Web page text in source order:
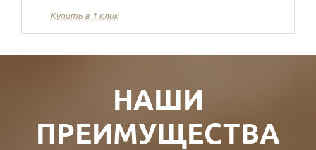
Купить в 1 клик
НАШИ
ПРЕИМУЩЕСТВА